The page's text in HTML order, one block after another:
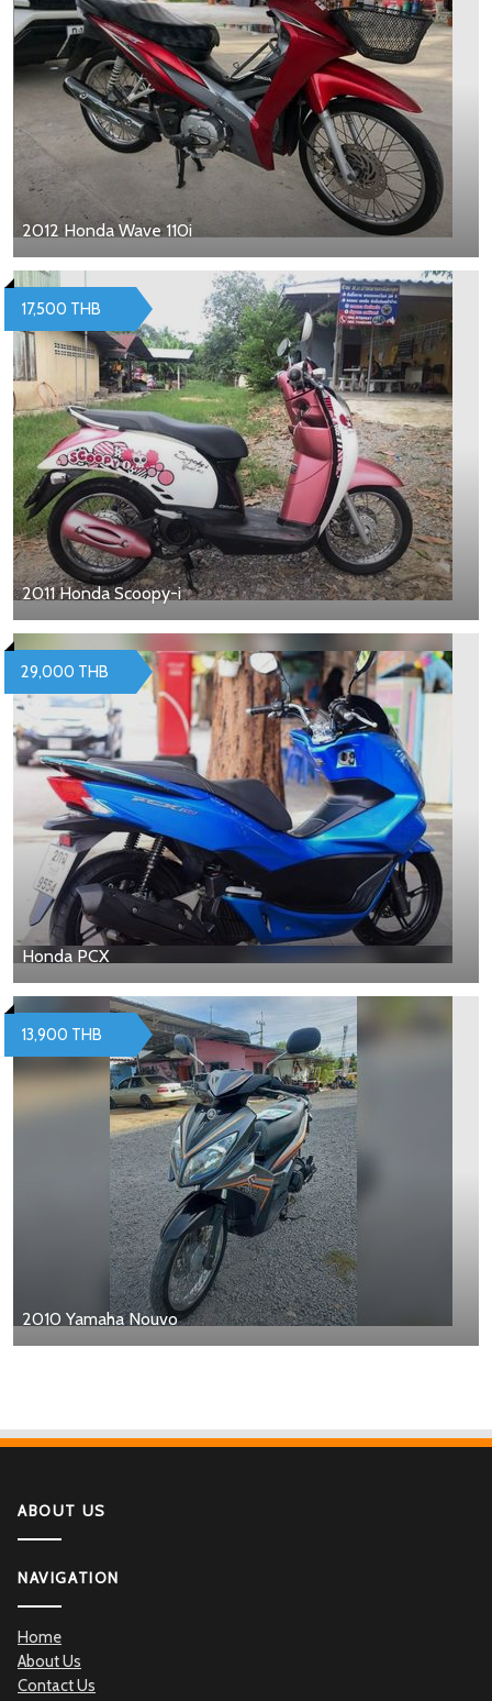
2012 Honda Wave 110i
2011 Honda Scoopy-i
17,500 THB
Honda PCX
29,000 THB
2010 Yamaha Nouvo
13,900 THB
ABOUT US
NAVIGATION
Home
About Us
Contact Us